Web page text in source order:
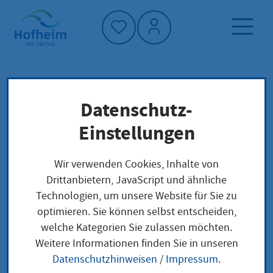
Startseite"
Dienstleistung-Finder
Verwaltungsstruktur
Stadtkultur
Stadtkultur
Anschrift
Datenschutz-
Einstellungen
Wir verwenden Cookies, Inhalte von
Drittanbietern, JavaScript und ähnliche
Technologien, um unsere Website für Sie zu
optimieren. Sie können selbst entscheiden,
welche Kategorien Sie zulassen möchten.
Weitere Informationen finden Sie in unseren
Datenschutzhinweisen / Impressum.